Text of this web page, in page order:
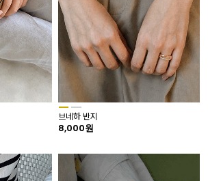
브네하 반지
8,000원